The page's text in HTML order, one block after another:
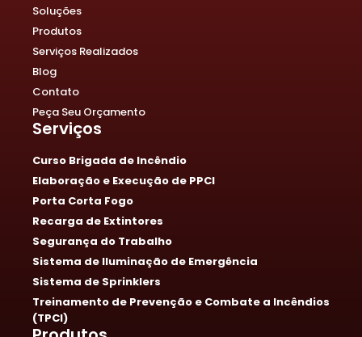
Soluções
Produtos
Serviços Realizados
Blog
Contato
Peça Seu Orçamento
Serviços
Curso Brigada de Incêndio
Elaboração e Execução de PPCI
Porta Corta Fogo
Recarga de Extintores
Segurança do Trabalho
Sistema de Iluminação de Emergência
Sistema de Sprinklers
Treinamento de Prevenção e Combate a Incêndios
(TPCI)